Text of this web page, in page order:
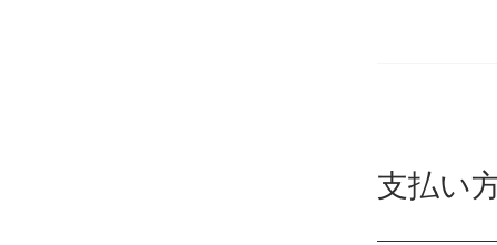
支払い